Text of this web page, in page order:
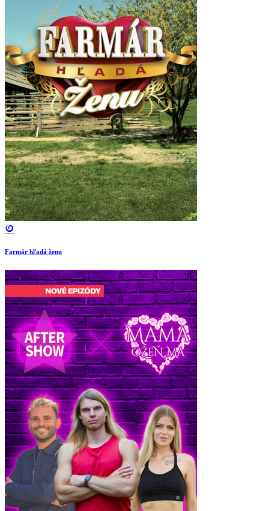
Farmár hľadá ženu